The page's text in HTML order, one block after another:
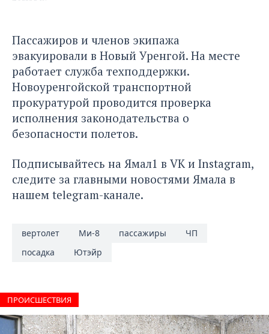
Пассажиров и членов экипажа
эвакуировали в Новый Уренгой. На месте
работает служба техподдержки.
Новоуренгойской транспортной
прокуратурой проводится проверка
исполнения законодательства о
безопасности полетов.
Подписывайтесь на Ямал1 в VK и Instagram,
следите за главными новостями Ямала в
нашем telegram-канале.
вертолет Ми-8 пассажиры
ЧП
посадка
Ютэйр
ПРОИCШЕСТВИЯ